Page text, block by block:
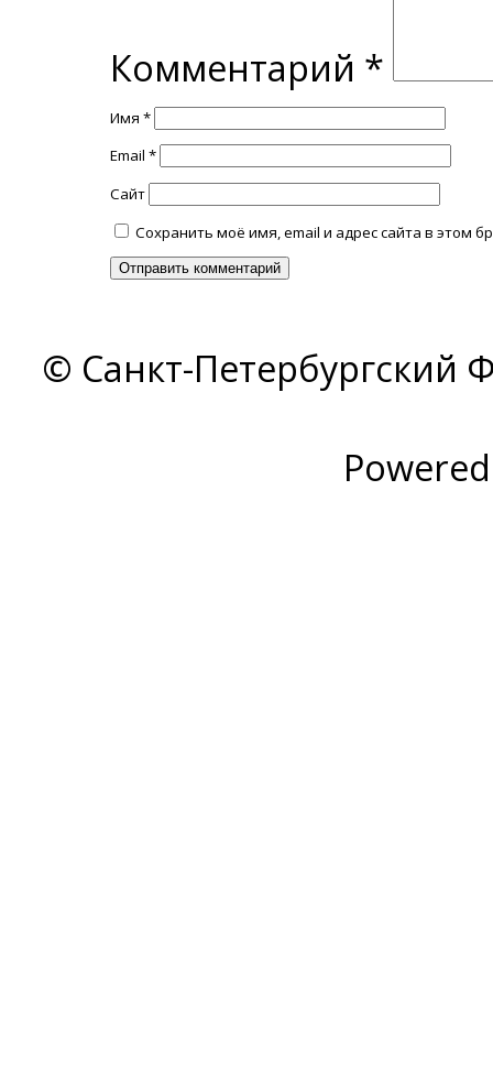
Комментарий *
Имя *
Email *
Сайт
Сохранить моё имя, email и адрес сайта в этом
© Санкт-Петербургский